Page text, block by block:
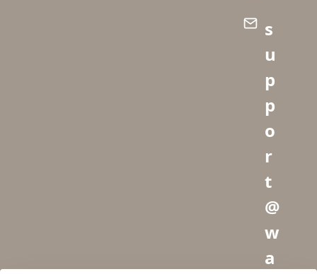
s
u
p
p
o
r
t
@
w
a